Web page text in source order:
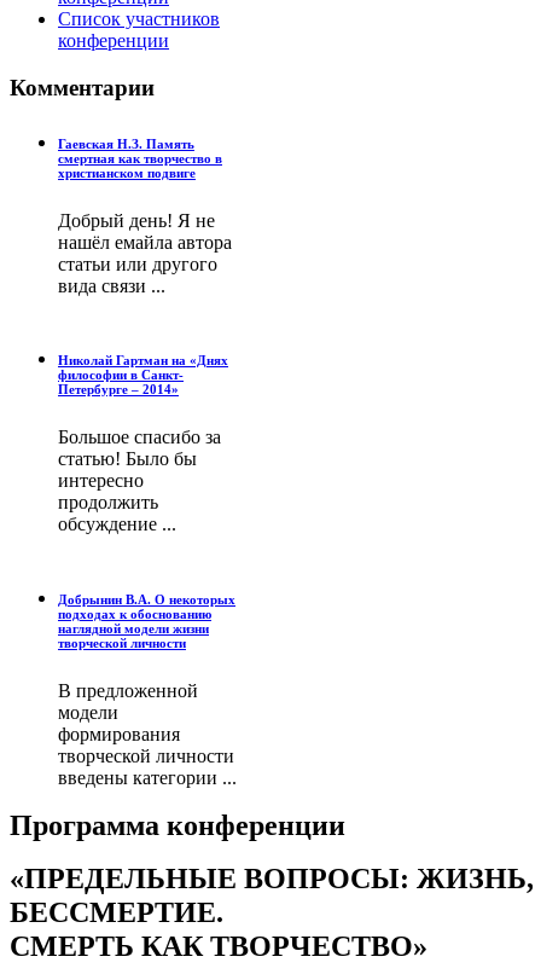
Список участников
конференции
Комментарии
Гаевская Н.З. Память
смертная как творчество в
христианском подвиге
Добрый день! Я не
нашёл емайла автора
статьи или другого
вида связи ...
Николай Гартман на «Днях
философии в Санкт-
Петербурге – 2014»
Большое спасибо за
статью! Было бы
интересно
продолжить
обсуждение ...
Добрынин В.А. О некоторых
подходах к обоснованию
наглядной модели жизни
творческой личности
В предложенной
модели
формирования
творческой личности
введены категории ...
Программа конференции
«ПРЕДЕЛЬНЫЕ ВОПРОСЫ: ЖИЗНЬ,
БЕССМЕРТИЕ.
СМЕРТЬ КАК ТВОРЧЕСТВО»